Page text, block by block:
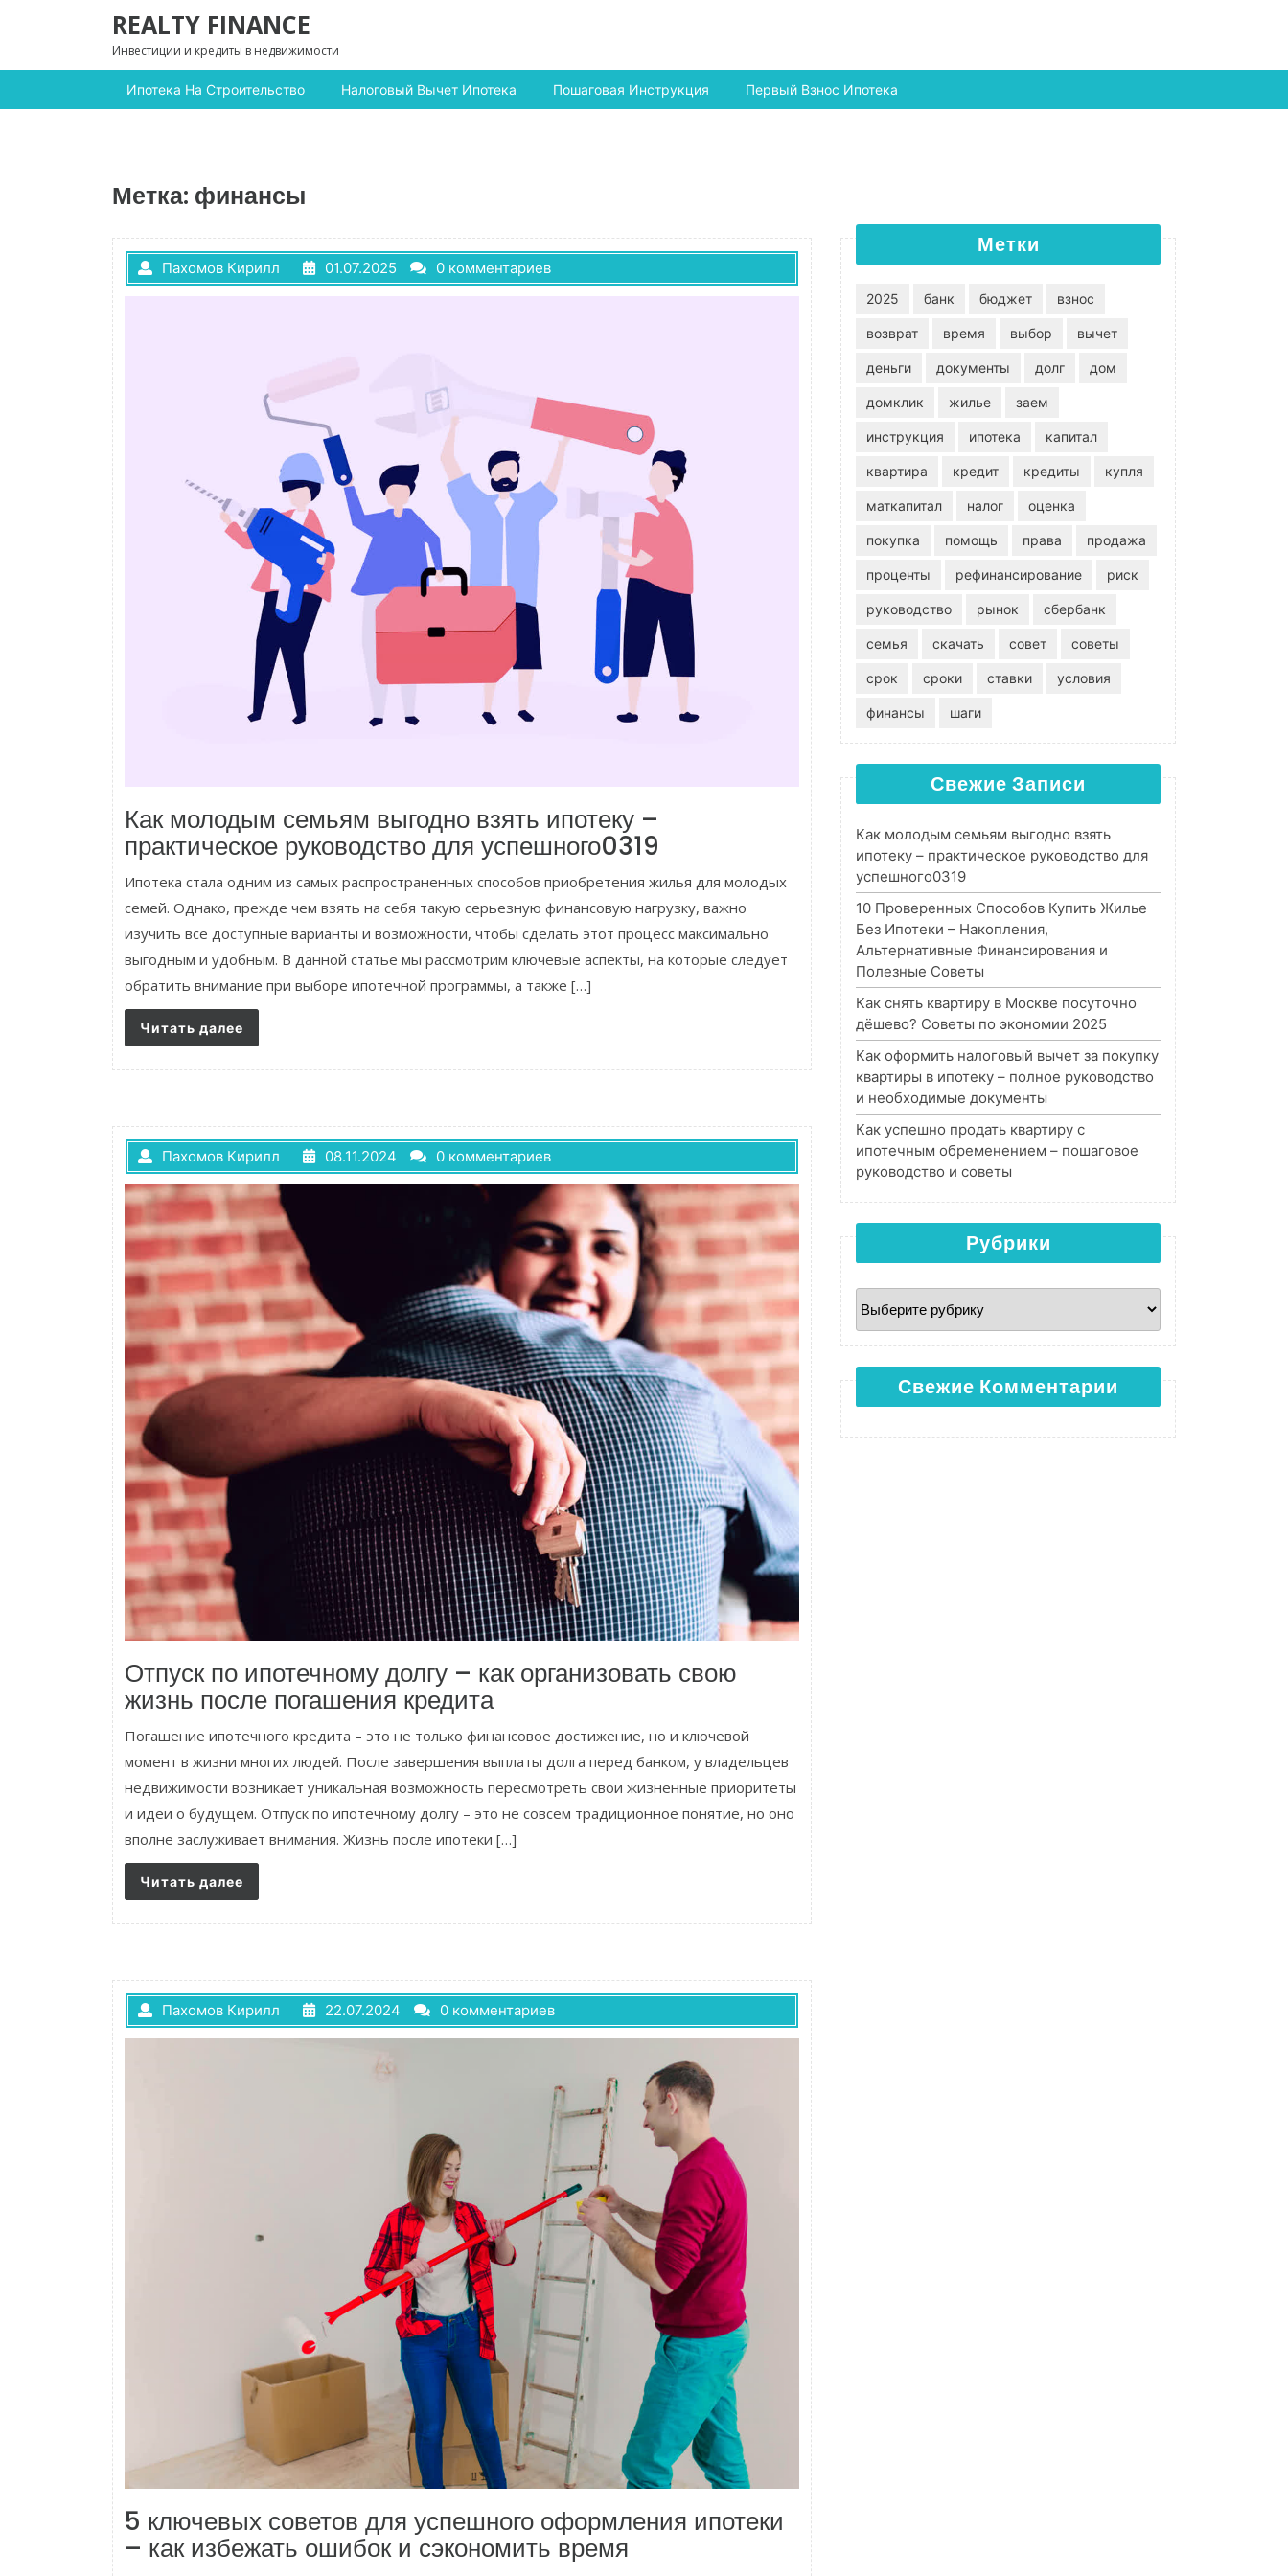
REALTY FINANCE
Инвестиции и кредиты в недвижимости
Ипотека На Строительство Налоговый Вычет Ипотека Пошаговая Инструкция Первый Взнос Ипотека
Метка: финансы
Пахомов Кирилл 01.07.2025 0 комментариев
Как молодым семьям выгодно взять ипотеку –
практическое руководство для успешного0319
Ипотека стала одним из самых распространенных способов приобретения жилья для молодых
семей. Однако, прежде чем взять на себя такую серьезную финансовую нагрузку, важно
изучить все доступные варианты и возможности, чтобы сделать этот процесс максимально
выгодным и удобным. В данной статье мы рассмотрим ключевые аспекты, на которые следует
обратить внимание при выборе ипотечной программы, а также […]
Читать далее
Пахомов Кирилл 08.11.2024 0 комментариев
Отпуск по ипотечному долгу – как организовать свою
жизнь после погашения кредита
Погашение ипотечного кредита – это не только финансовое достижение, но и ключевой
момент в жизни многих людей. После завершения выплаты долга перед банком, у владельцев
недвижимости возникает уникальная возможность пересмотреть свои жизненные приоритеты
и идеи о будущем. Отпуск по ипотечному долгу – это не совсем традиционное понятие, но оно
вполне заслуживает внимания. Жизнь после ипотеки […]
Читать далее
Пахомов Кирилл 22.07.2024 0 комментариев
5 ключевых советов для успешного оформления ипотеки
– как избежать ошибок и сэкономить время
Метки
2025 банк бюджет взнос
возврат время выбор вычет
деньги документы долг дом
домклик жилье заем
инструкция ипотека капитал
квартира кредит кредиты купля
маткапитал налог оценка
покупка помощь права продажа
проценты рефинансирование риск
руководство рынок сбербанк
семья скачать совет советы
срок сроки ставки условия
финансы шаги
Свежие Записи
Как молодым семьям выгодно взять
ипотеку – практическое руководство для
успешного0319
10 Проверенных Способов Купить Жилье
Без Ипотеки – Накопления,
Альтернативные Финансирования и
Полезные Советы
Как снять квартиру в Москве посуточно
дёшево? Советы по экономии 2025
Как оформить налоговый вычет за покупку
квартиры в ипотеку – полное руководство
и необходимые документы
Как успешно продать квартиру с
ипотечным обременением – пошаговое
руководство и советы
Рубрики
Рубрики
Свежие Комментарии